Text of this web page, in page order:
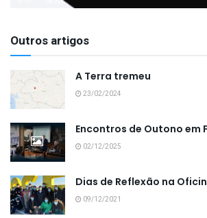
Outros artigos
A Terra tremeu
23/02/2024
Encontros de Outono em
02/12/2025
Dias de Reflexão na
09/12/2021